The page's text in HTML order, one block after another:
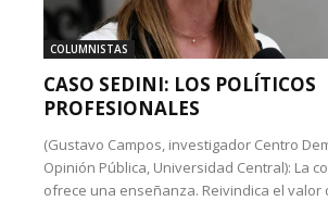
COLUMNISTAS
CASO SEDINI: LOS POLÍTICOS
PROFESIONALES
(Gustavo Campos, investigador Centro
Opinión Pública, Universidad Central): La
ofrece una enseñanza. Reivindica el valor